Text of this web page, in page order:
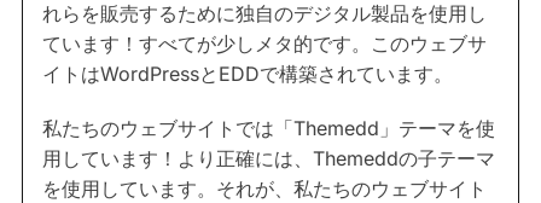
れらを販売するために独自のデジタル製品を使用し
ています！すべてが少しメタ的です。このウェブサ
イトはWordPressとEDDで構築されています。
私たちのウェブサイトでは「Themedd」テーマを使
用しています！より正確には、Themeddの子テーマ
を使用しています。それが、私たちのウェブサイト